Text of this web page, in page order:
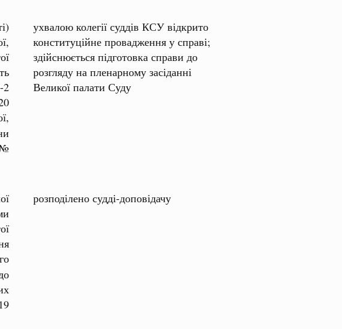
2
№
ухвалою колегії суддів КСУ відкрито
конституційне провадження у справі;
здійснюється підготовка справи до
розгляду на пленарному засіданні
Великої палати Суду
розподілено судді-доповідачу